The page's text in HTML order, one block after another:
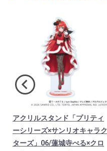
アクリルスタンド「プリティ
ーシリーズ×サンリオキャラク
ターズ」06/蓮城寺べる×クロ